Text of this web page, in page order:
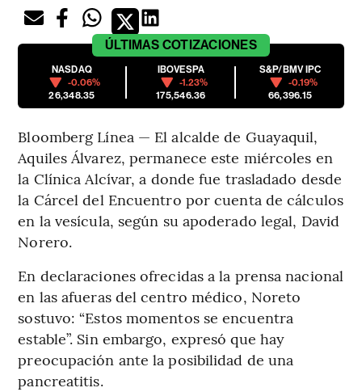
ÚLTIMAS COTIZACIONES
NASDAQ
-0.06%
26,348.35
IBOVESPA
-1.23%
175,546.36
S&P/BMV IPC
-0.19%
66,396.15
Bloomberg Línea — El alcalde de Guayaquil,
Aquiles Álvarez, permanece este miércoles en
la Clínica Alcívar, a donde fue trasladado desde
la Cárcel del Encuentro por cuenta de cálculos
en la vesícula, según su apoderado legal, David
Norero.
En declaraciones ofrecidas a la prensa nacional
en las afueras del centro médico, Noreto
sostuvo: “Estos momentos se encuentra
estable”. Sin embargo, expresó que hay
preocupación ante la posibilidad de una
pancreatitis.